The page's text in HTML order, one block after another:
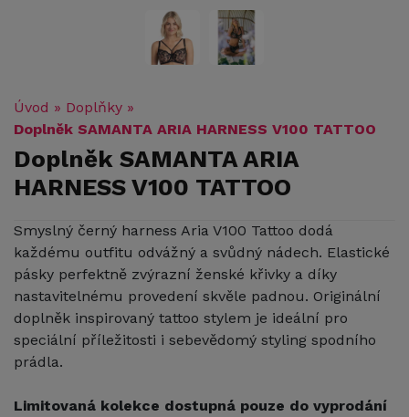
Úvod » Doplňky »
Doplněk SAMANTA ARIA HARNESS V100 TATTOO
Doplněk SAMANTA ARIA
HARNESS V100 TATTOO
Smyslný černý harness Aria V100 Tattoo dodá
každému outfitu odvážný a svůdný nádech. Elastické
pásky perfektně zvýrazní ženské křivky a díky
nastavitelnému provedení skvěle padnou. Originální
doplněk inspirovaný tattoo stylem je ideální pro
speciální příležitosti i sebevědomý styling spodního
prádla.
Limitovaná kolekce dostupná pouze do vyprodání